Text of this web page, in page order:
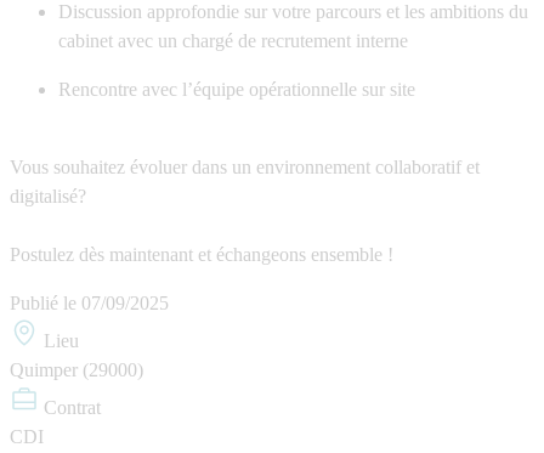
Discussion approfondie sur votre parcours et les ambitions du
cabinet avec un chargé de recrutement interne
Rencontre avec l’équipe opérationnelle sur site
Vous souhaitez évoluer dans un environnement collaboratif et
digitalisé?
Postulez dès maintenant et échangeons ensemble !
Publié le 07/09/2025
Lieu
Quimper (29000)
Contrat
CDI